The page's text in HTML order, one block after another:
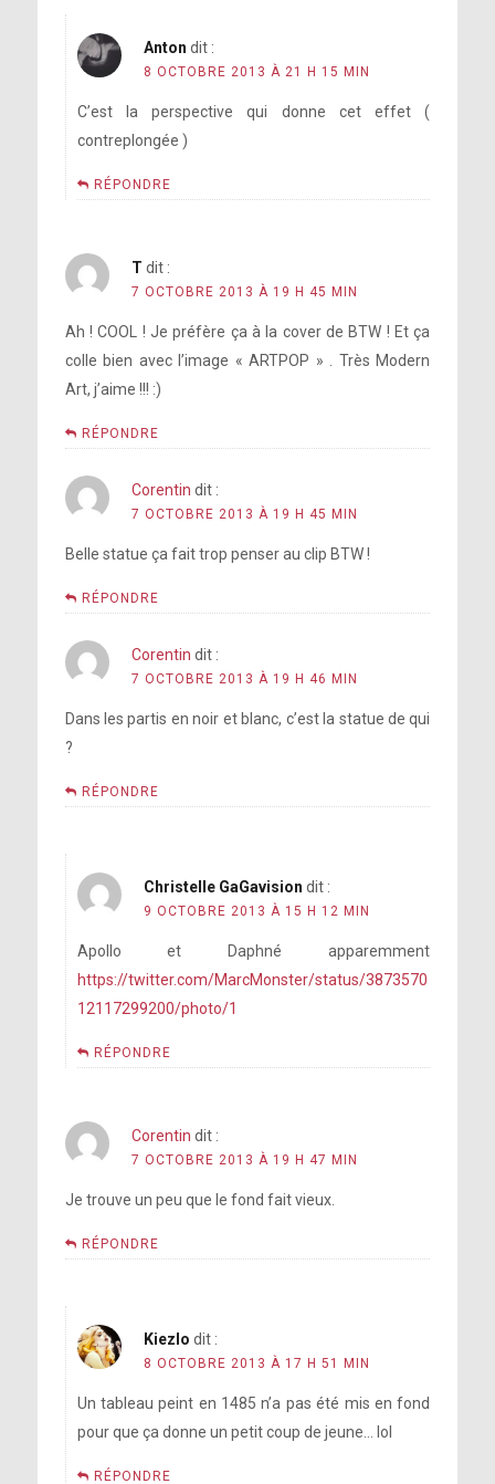
Anton dit :
8 OCTOBRE 2013 À 21 H 15 MIN
C’est la perspective qui donne cet effet (
contreplongée )
RÉPONDRE
T dit :
7 OCTOBRE 2013 À 19 H 45 MIN
Ah ! COOL ! Je préfère ça à la cover de BTW ! Et ça
colle bien avec l’image « ARTPOP » . Très Modern
Art, j’aime !!! :)
RÉPONDRE
Corentin dit :
7 OCTOBRE 2013 À 19 H 45 MIN
Belle statue ça fait trop penser au clip BTW !
RÉPONDRE
Corentin dit :
7 OCTOBRE 2013 À 19 H 46 MIN
Dans les partis en noir et blanc, c’est la statue de qui
?
RÉPONDRE
Christelle GaGavision dit :
9 OCTOBRE 2013 À 15 H 12 MIN
Apollo et Daphné apparemment
https://twitter.com/MarcMonster/status/3873570
12117299200/photo/1
RÉPONDRE
Corentin dit :
7 OCTOBRE 2013 À 19 H 47 MIN
Je trouve un peu que le fond fait vieux.
RÉPONDRE
Kiezlo dit :
8 OCTOBRE 2013 À 17 H 51 MIN
Un tableau peint en 1485 n’a pas été mis en fond
pour que ça donne un petit coup de jeune… lol
RÉPONDRE